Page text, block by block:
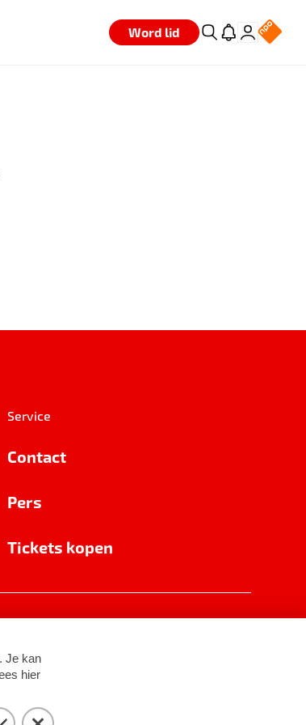
Word lid
Service
Contact
Pers
Tickets kopen